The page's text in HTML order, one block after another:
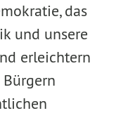
das
und unsere
erleichtern